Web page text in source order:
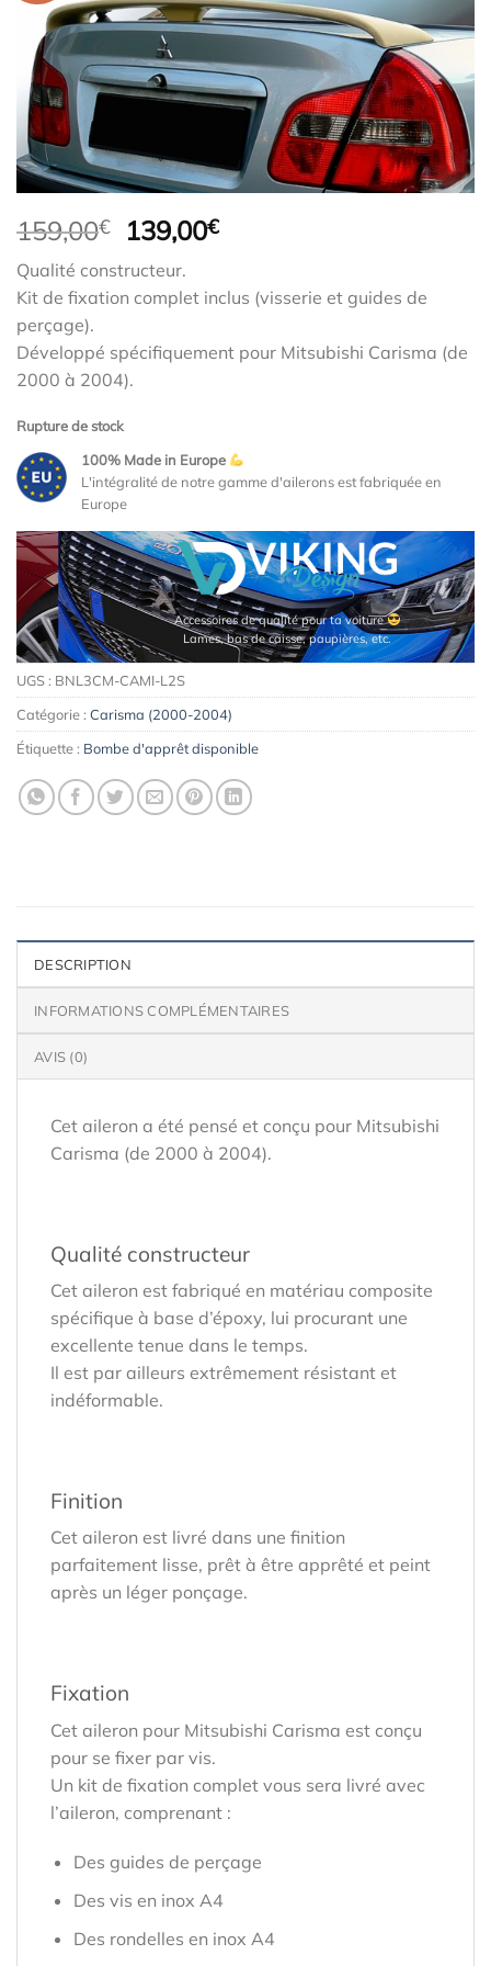
159,00€
Le
prix
initial
était :
139,00€Le
actuel
est :
Qualité constructeur.
Kit de fixation complet inclus (visserie et guides de
perçage).
Développé spécifiquement pour Mitsubishi Carisma (de
2000 à 2004).
Rupture de stock
100% Made in Europe
L'intégralité de notre gamme d'ailerons est fabriquée en
Europe
Accessoires de qualité pour ta voiture
Lames, bas de caisse, paupières, etc.
UGS : BNL3CM-CAMI-L2S
Catégorie : Carisma (2000-2004)
Étiquette : Bombe d'apprêt disponible
DESCRIPTION
INFORMATIONS COMPLÉMENTAIRES
AVIS (0)
Cet aileron a été pensé et conçu pour Mitsubishi
Carisma (de 2000 à 2004).
Qualité constructeur
Cet aileron est fabriqué en matériau composite
spécifique à base d’époxy, lui procurant une
excellente tenue dans le temps.
Il est par ailleurs extrêmement résistant et
indéformable.
Finition
Cet aileron est livré dans une finition
parfaitement lisse, prêt à être apprêté et peint
après un léger ponçage.
Fixation
Cet aileron pour Mitsubishi Carisma est conçu
pour se fixer par vis.
Un kit de fixation complet vous sera livré avec
l’aileron, comprenant :
Des guides de perçage
Des vis en inox A4
Des rondelles en inox A4